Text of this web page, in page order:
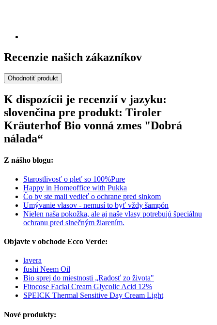
Recenzie našich zákazníkov
Ohodnotiť produkt
K dispozícii je recenzií v jazyku:
slovenčina pre produkt: Tiroler
Kräuterhof Bio vonná zmes "Dobrá
nálada“
Z nášho blogu:
Starostlivosť o pleť so 100%Pure
Happy in Homeoffice with Pukka
Čo by ste mali vedieť o ochrane pred slnkom
Umývanie vlasov - nemusí to byť vždy šampón
Nielen naša pokožka, ale aj naše vlasy potrebujú špeciálnu
ochranu pred slnečným žiarením.
Objavte v obchode Ecco Verde:
lavera
fushi Neem Oil
Bio sprej do miestnosti „Radosť zo života"
Fitocose Facial Cream Glycolic Acid 12%
SPEICK Thermal Sensitive Day Cream Light
Nové produkty: